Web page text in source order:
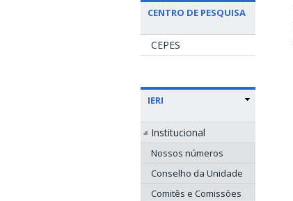
CENTRO DE PESQUISA
CEPES
IERI
Institucional
Nossos números
Conselho da Unidade
Comitês e Comissões